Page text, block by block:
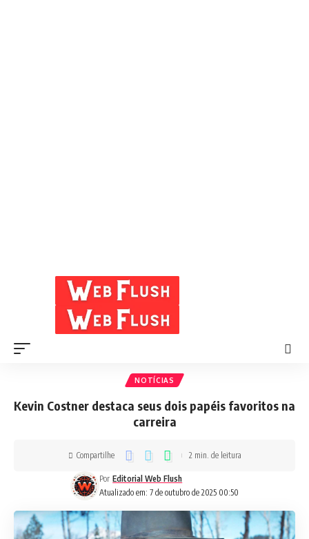
NOTÍCIAS
Kevin Costner destaca seus dois papéis favoritos na
carreira
Atualizado em: 7 de outubro de 2025 00:50
Por Editorial Web Flush
Compartilhe 2 min. de leitura